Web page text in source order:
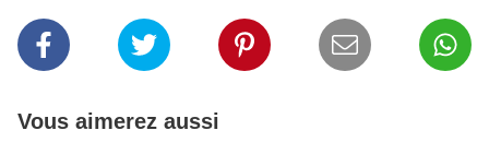
Vous aimerez aussi